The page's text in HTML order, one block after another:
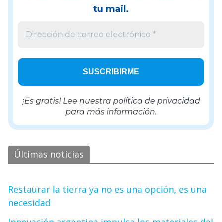
tu mail.
¡Es gratis! Lee nuestra política de privacidad
para más información.
Últimas noticias
Restaurar la tierra ya no es una opción, es una
necesidad